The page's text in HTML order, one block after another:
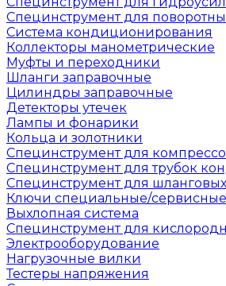
Специнструмент для
Система кондиционирования
Коллекторы манометрические
Муфты и переходники
Шланги заправочные
Цилиндры заправочные
Детекторы утечек
Лампы и фонарики
Кольца и золотники
Специнструмент для
Специнструмент для трубок
Специнструмент для
Ключи специальные/сервисные
Выхлопная система
Специнструмент для
Электрооборудование
Нагрузочные вилки
Тестеры напряжения